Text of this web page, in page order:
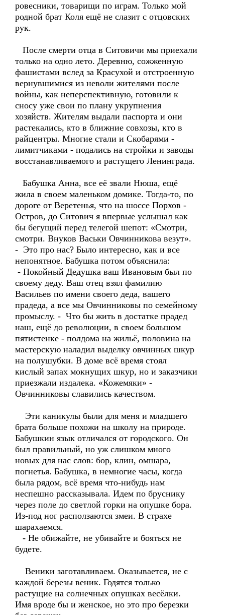
ровесники, товарищи по играм. Только мой
родной брат Коля ещё не слазит с отцовских
рук.
После смерти отца в Ситовичи мы приехали
только на одно лето. Деревню, сожженную
фашистами вслед за Красухой и отстроенную
вернувшимися из неволи жителями после
войны, как неперспективную, готовили к
сносу уже свои по плану укрупнения
хозяйств. Жителям выдали паспорта и они
растекались, кто в ближние совхозы, кто в
райцентры. Многие стали и Скобарями -
лимитчиками - подались на стройки и заводы
восстанавливаемого и растущего Ленинграда.
Бабушка Анна, все её звали Нюша, ещё
жила в своем маленьком домике. Тогда-то, по
дороге от Веретенья, что на шоссе Порхов -
Остров, до Ситович я впервые услышал как
бы бегущий перед телегой шепот: «Смотри,
смотри. Внуков Васьки Овчинникова везут».
- Это про нас? Было интересно, как и все
непонятное. Бабушка потом объяснила:
- Покойный Дедушка ваш Ивановым был по
своему деду. Ваш отец взял фамилию
Васильев по имени своего деда, вашего
прадеда, а все мы Овчинниковы по семейному
промыслу. - Что бы жить в достатке прадед
наш, ещё до революции, в своем большом
пятистенке - полдома на жильё, половина на
мастерскую наладил выделку овчинных шкур
на полушубки. В доме всё время стоял
кислый запах мокнущих шкур, но и заказчики
приезжали издалека. «Кожемяки» -
Овчинниковы славились качеством.
Эти каникулы были для меня и младшего
брата больше похожи на школу на природе.
Бабушкин язык отличался от городского. Он
был правильный, но уж слишком много
новых для нас слов: бор, клин, омшара,
погнетья. Бабушка, в немногие часы, когда
была рядом, всё время что-нибудь нам
неспешно рассказывала. Идем по бруснику
через поле до светлой горки на опушке бора.
Из-под ног расползаются змеи. В страхе
шарахаемся.
- Не обижайте, не убивайте и бояться не
будете.
Веники заготавливаем. Оказывается, не с
каждой березы веник. Годятся только
растущие на солнечных опушках весёлки.
Имя вроде бы и женское, но это про березки